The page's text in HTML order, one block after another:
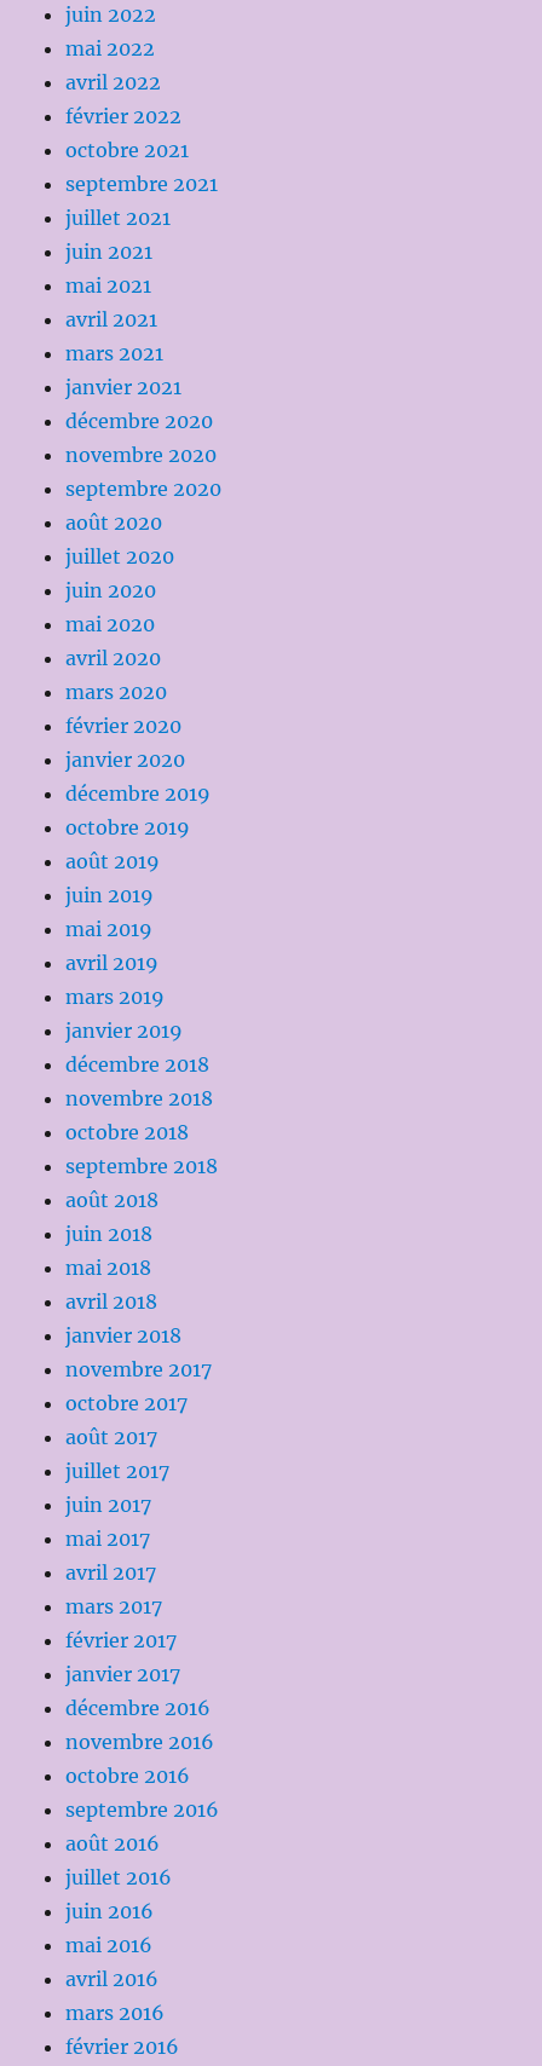
juin 2022
mai 2022
avril 2022
février 2022
octobre 2021
septembre 2021
juillet 2021
juin 2021
mai 2021
avril 2021
mars 2021
janvier 2021
décembre 2020
novembre 2020
septembre 2020
août 2020
juillet 2020
juin 2020
mai 2020
avril 2020
mars 2020
février 2020
janvier 2020
décembre 2019
octobre 2019
août 2019
juin 2019
mai 2019
avril 2019
mars 2019
janvier 2019
décembre 2018
novembre 2018
octobre 2018
septembre 2018
août 2018
juin 2018
mai 2018
avril 2018
janvier 2018
novembre 2017
octobre 2017
août 2017
juillet 2017
juin 2017
mai 2017
avril 2017
mars 2017
février 2017
janvier 2017
décembre 2016
novembre 2016
octobre 2016
septembre 2016
août 2016
juillet 2016
juin 2016
mai 2016
avril 2016
mars 2016
février 2016